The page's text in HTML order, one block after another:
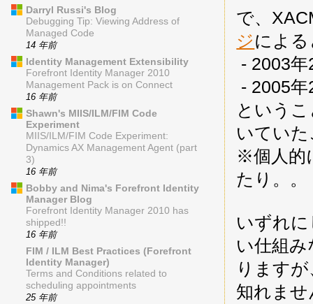
で、
ジによ
- 2003
- 2005
という
いてい
※個人的
たり。。
いずれ
い仕組
ります
知れませ
Darryl Russi's Blog
Debugging Tip: Viewing Address of
Managed Code
14 年前
Identity Management Extensibility
Forefront Identity Manager 2010
Management Pack is on Connect
16 年前
Shawn's MIIS/ILM/FIM Code
Experiment
MIIS/ILM/FIM Code Experiment:
Dynamics AX Management Agent (part
3)
16 年前
Bobby and Nima's Forefront Identity
Manager Blog
Forefront Identity Manager 2010 has
shipped!!
16 年前
FIM / ILM Best Practices (Forefront
Identity Manager)
Terms and Conditions related to
scheduling appointments
25 年前